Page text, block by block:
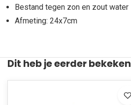
Bestand tegen zon en zout water
Afmeting: 24x7cm
Dit heb je eerder bekeken